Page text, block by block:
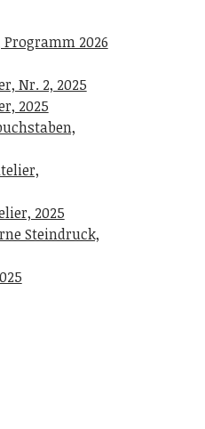
2026
Nr. 2, 2025
2025
2025
Steindruck,